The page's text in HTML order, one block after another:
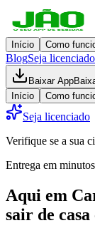
Início Como
BlogSeja licenciado
Baixar App
Início
Como
Seja licenciado
Verifique se a sua
Entrega em minutos
Aqui em
sair de casa